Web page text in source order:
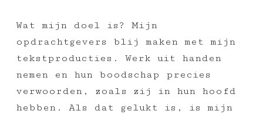
Wat mijn doel is? Mijn
opdrachtgevers blij maken met mijn
tekstproducties. Werk uit handen
nemen en hun boodschap precies
verwoorden, zoals zij in hun hoofd
hebben. Als dat gelukt is, is mijn